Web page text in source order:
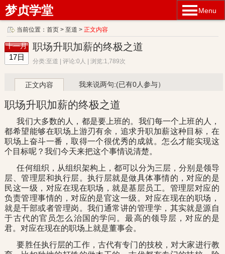
Menu
梦贞学堂
当前位置：首页 >至道 >正文内容
十一月
17日
职场升职加薪的终极之道
分类:至道 | 评论:0人 | 浏览:1,789次
正文内容 我来说两句:(已有0人参与）
职场升职加薪的终极之道
我们大多数的人，都是要上班的。我们每一个上班的人，
都希望能够在职场上游刃有余，追求升职加薪这种目标，在
职场上奋斗一番，取得一个很优秀的成就。怎么才能实现这
个目标呢？我们今天来把这个事情说清楚。
任何组织，从组织架构上，都可以分为三层，分别是领导
层、管理层和执行层。执行层就是做具体事情的，对应的是
民这一级，对应在现在职场，就是基层员工。管理层对应的
负责管理事情的，对应的是官这一级。对应在现在的职场，
就是干部或者管理岗。我们通常讲的管理学，其实就是源自
于古代的官员怎么治国的学问。最高的领导层，对应的是
君。对应在现在的职场上就是董事会。
要胜任执行层的工作，古代有专门的技校，对大家进行教